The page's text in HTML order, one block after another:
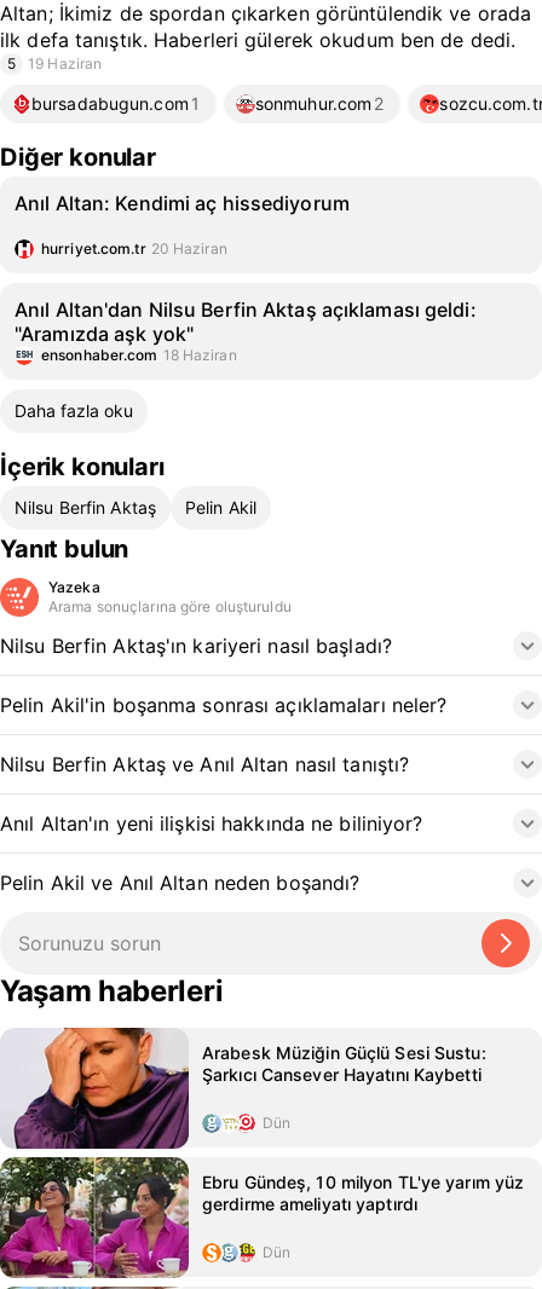
Altan; İkimiz de spordan çıkarken görüntülendik ve orada
ilk defa tanıştık. Haberleri gülerek okudum ben de dedi.
5 19 Haziran
bursadabugun.com 1 sonmuhur.com 2
Diğer konular
Anıl Altan: Kendimi aç hissediyorum
hurriyet.com.tr 20 Haziran
Anıl Altan'dan Nilsu Berfin Aktaş açıklaması geldi:
"Aramızda aşk yok"
ensonhaber.com 18 Haziran
Daha fazla oku
İçerik konuları
Nilsu Berfin Aktaş Pelin Akil
Yanıt bulun
Yazeka
Arama sonuçlarına göre oluşturuldu
Nilsu Berfin Aktaş'ın kariyeri nasıl başladı?
Pelin Akil'in boşanma sonrası açıklamaları neler?
Nilsu Berfin Aktaş ve Anıl Altan nasıl tanıştı?
Anıl Altan'ın yeni ilişkisi hakkında ne biliniyor?
Pelin Akil ve Anıl Altan neden boşandı?
Yaşam haberleri
Arabesk Müziğin Güçlü Sesi Sustu:
Şarkıcı Cansever Hayatını Kaybetti
Dün
Ebru Gündeş, 10 milyon TL'ye yarım yüz
gerdirme ameliyatı yaptırdı
Dün